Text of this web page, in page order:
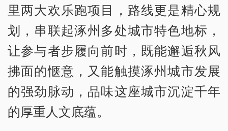
里两大欢乐跑项目，路线更是精心规
划，串联起涿州多处城市特色地标，
让参与者步履向前时，既能邂逅秋风
拂面的惬意，又能触摸涿州城市发展
的强劲脉动，品味这座城市沉淀千年
的厚重人文底蕴。